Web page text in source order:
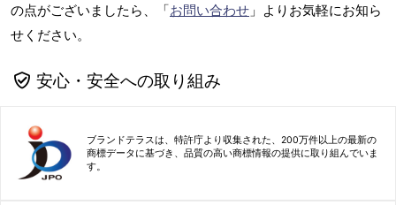
の点がございましたら、「お問い合わせ 」よりお気軽にお知ら
せください。
安心・安全への取り組み
ブランドテラスは、特許庁より収集された、200万件以上の最新の
商標データに基づき、品質の高い商標情報の提供に取り組んでいま
す。